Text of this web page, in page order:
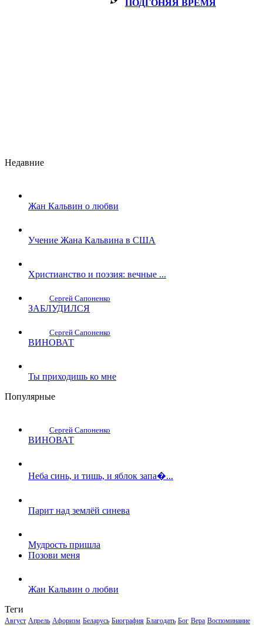
ПОДГОНЯЯ ВРЕМЯ
Недавние
Жан Кальвин о любви
Учение Жана Кальвина в США
Христианство и поэзия: вечные ...
Сергей Сапоненко
ЗАБЛУДИЛСЯ
Сергей Сапоненко
ВИНОВАТ
Ты приходишь ко мне
Популярные
Сергей Сапоненко
ВИНОВАТ
Неба синь, и тишь, и яблок запа�...
Парит над землёй синева
Мудрость пришла
Позови меня
Жан Кальвин о любви
Теги
Август Апрель Афоризм Беларусь Биография Благодать Бог Вера Воспоминание